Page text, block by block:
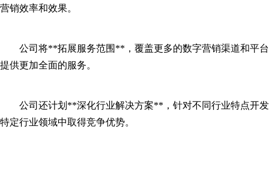
营销效率和效果。
公司将**拓展服务范围**，覆盖更多的数字营销渠道和平
提供更加全面的服务。
公司还计划**深化行业解决方案**，针对不同行业特点开
特定行业领域中取得竞争优势。